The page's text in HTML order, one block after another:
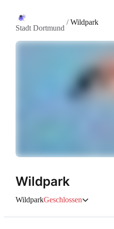
Stadt Dortmund
/Wildpark
Wildpark
WildparkGeschlossen